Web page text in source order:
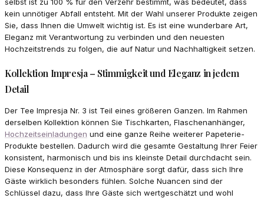
kein unnötiger Abfall entsteht. Mit der Wahl unserer Produkte zeigen
Sie, dass Ihnen die Umwelt wichtig ist. Es ist eine wunderbare Art,
Eleganz mit Verantwortung zu verbinden und den neuesten
Hochzeitstrends zu folgen, die auf Natur und Nachhaltigkeit setzen.
Kollektion Impresja – Stimmigkeit und Eleganz in jedem
Detail
Der Tee Impresja Nr. 3 ist Teil eines größeren Ganzen. Im Rahmen
derselben Kollektion können Sie Tischkarten, Flaschenanhänger,
Hochzeitseinladungen und eine ganze Reihe weiterer Papeterie-
Produkte bestellen. Dadurch wird die gesamte Gestaltung Ihrer Feier
konsistent, harmonisch und bis ins kleinste Detail durchdacht sein.
Diese Konsequenz in der Atmosphäre sorgt dafür, dass sich Ihre
Gäste wirklich besonders fühlen. Solche Nuancen sind der
Schlüssel dazu, dass Ihre Gäste sich wertgeschätzt und wohl